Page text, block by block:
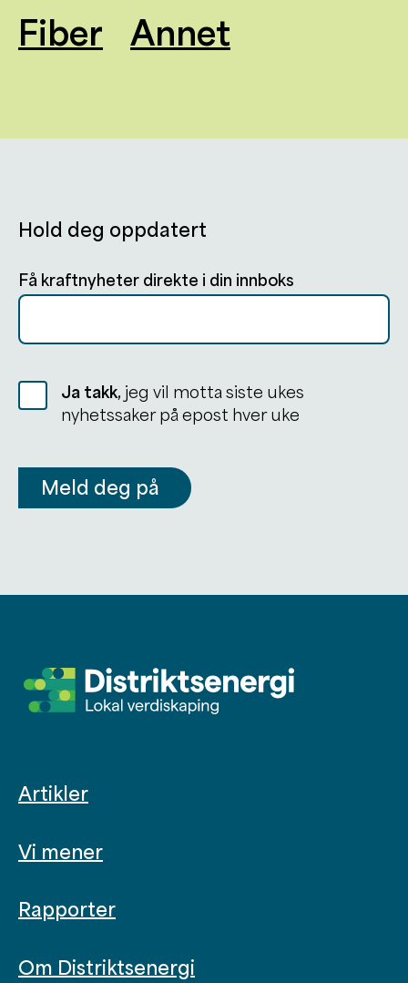
Fiber
Annet
Hold deg oppdatert
Få kraftnyheter direkte i din innboks
Ja takk, jeg vil motta siste ukes
nyhetssaker på epost hver uke
Meld deg på
Artikler
Vi mener
Rapporter
Om Distriktsenergi